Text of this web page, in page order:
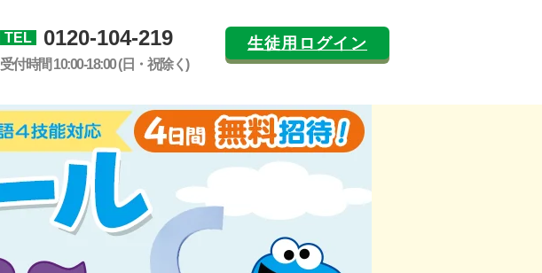
TEL 0120-104-219
受付時間 10:00-18:00 (日・祝除く)
生徒用ログイン